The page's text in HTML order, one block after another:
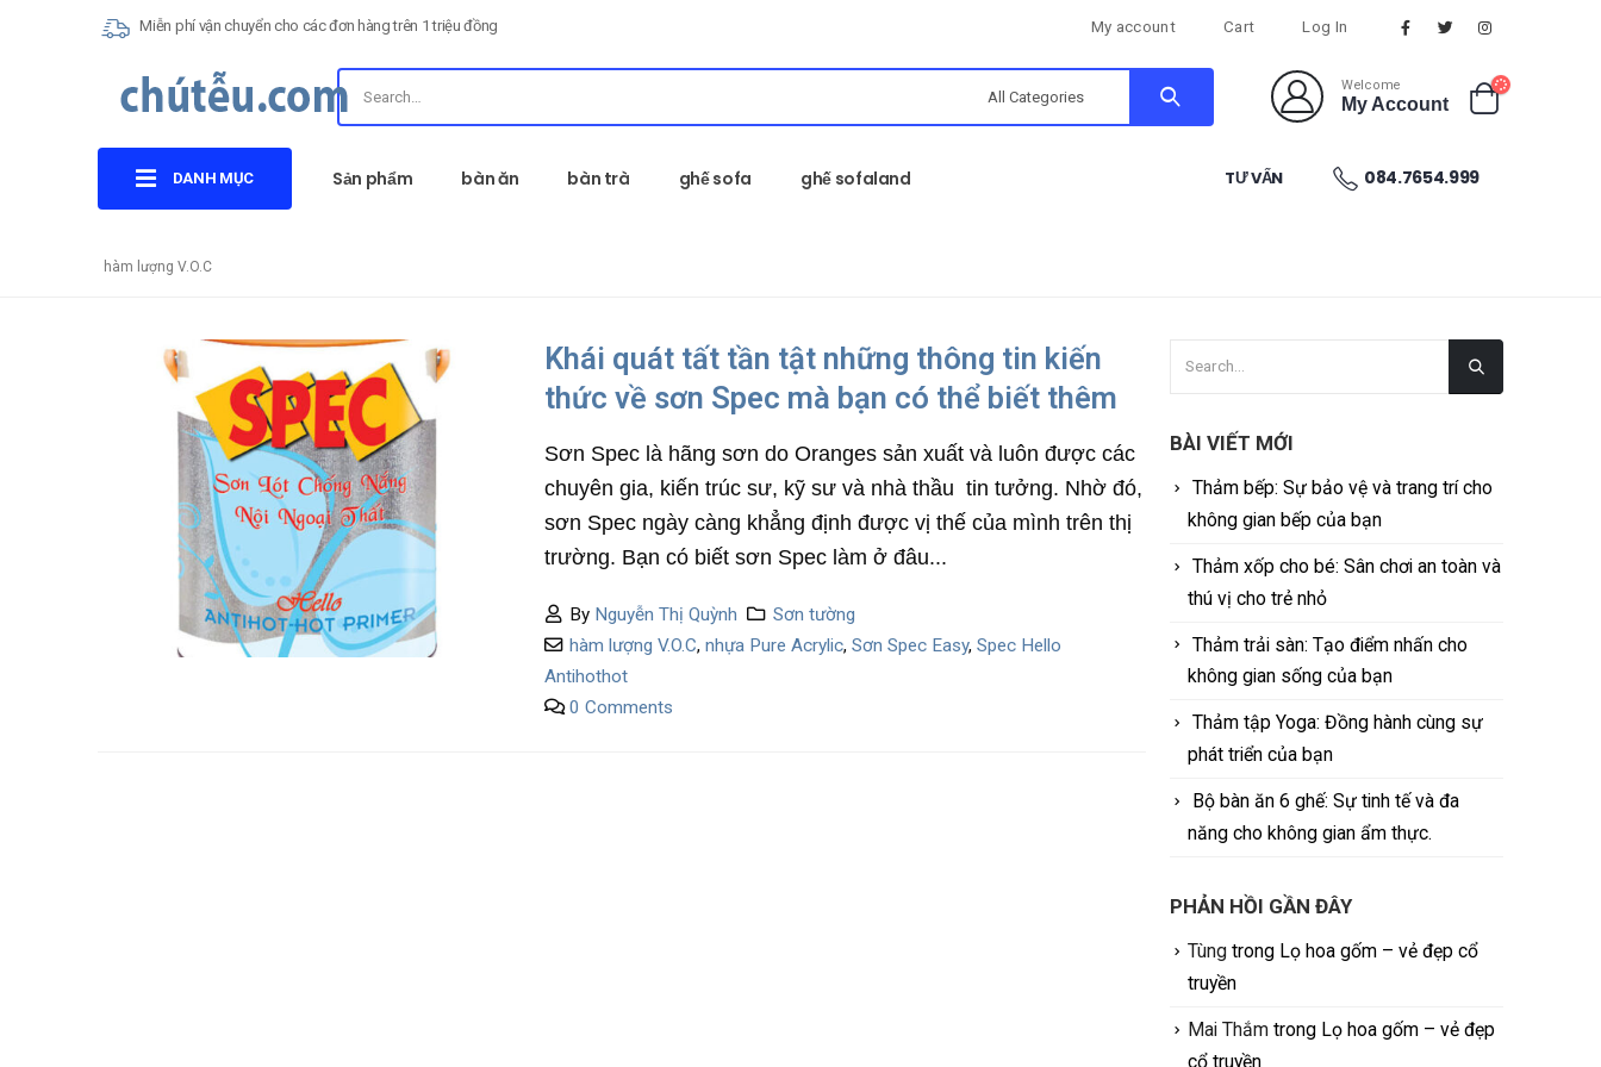
Miễn phí vận chuyển cho các đơn hàng trên 1 triệu đồng My account Cart Log In
Welcome
My Account
DANH MỤC Sản phẩm bàn ăn bàn trà ghế sofa ghế sofaland TƯ VẤN 084.7654.999
hàm lượng V.O.C
Khái quát tất tần tật những thông tin kiến
thức về sơn Spec mà bạn có thể biết thêm
Sơn Spec là hãng sơn do Oranges sản xuất và luôn được các
chuyên gia, kiến ​​trúc sư, kỹ sư và nhà thầu tin tưởng. Nhờ đó,
sơn Spec ngày càng khẳng định được vị thế của mình trên thị
trường. Bạn có biết sơn Spec làm ở đâu...
By Nguyễn Thị Quỳnh
Sơn tường
hàm lượng V.O.C,nhựa Pure Acrylic,Sơn Spec Easy,Spec Hello
Antihothot
0 Comments
BÀI VIẾT MỚI
Thảm bếp: Sự bảo vệ và trang trí cho
không gian bếp của bạn
Thảm xốp cho bé: Sân chơi an toàn và
thú vị cho trẻ nhỏ
Thảm trải sàn: Tạo điểm nhấn cho
không gian sống của bạn
Thảm tập Yoga: Đồng hành cùng sự
phát triển của bạn
Bộ bàn ăn 6 ghế: Sự tinh tế và đa
năng cho không gian ẩm thực.
PHẢN HỒI GẦN ĐÂY
Tùng trong Lọ hoa gốm – vẻ đẹp cổ
truyền
Mai Thắm trong Lọ hoa gốm – vẻ đẹp
cổ truyền